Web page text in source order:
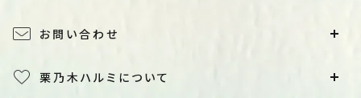
お問い合わせ
栗乃木ハルミについて